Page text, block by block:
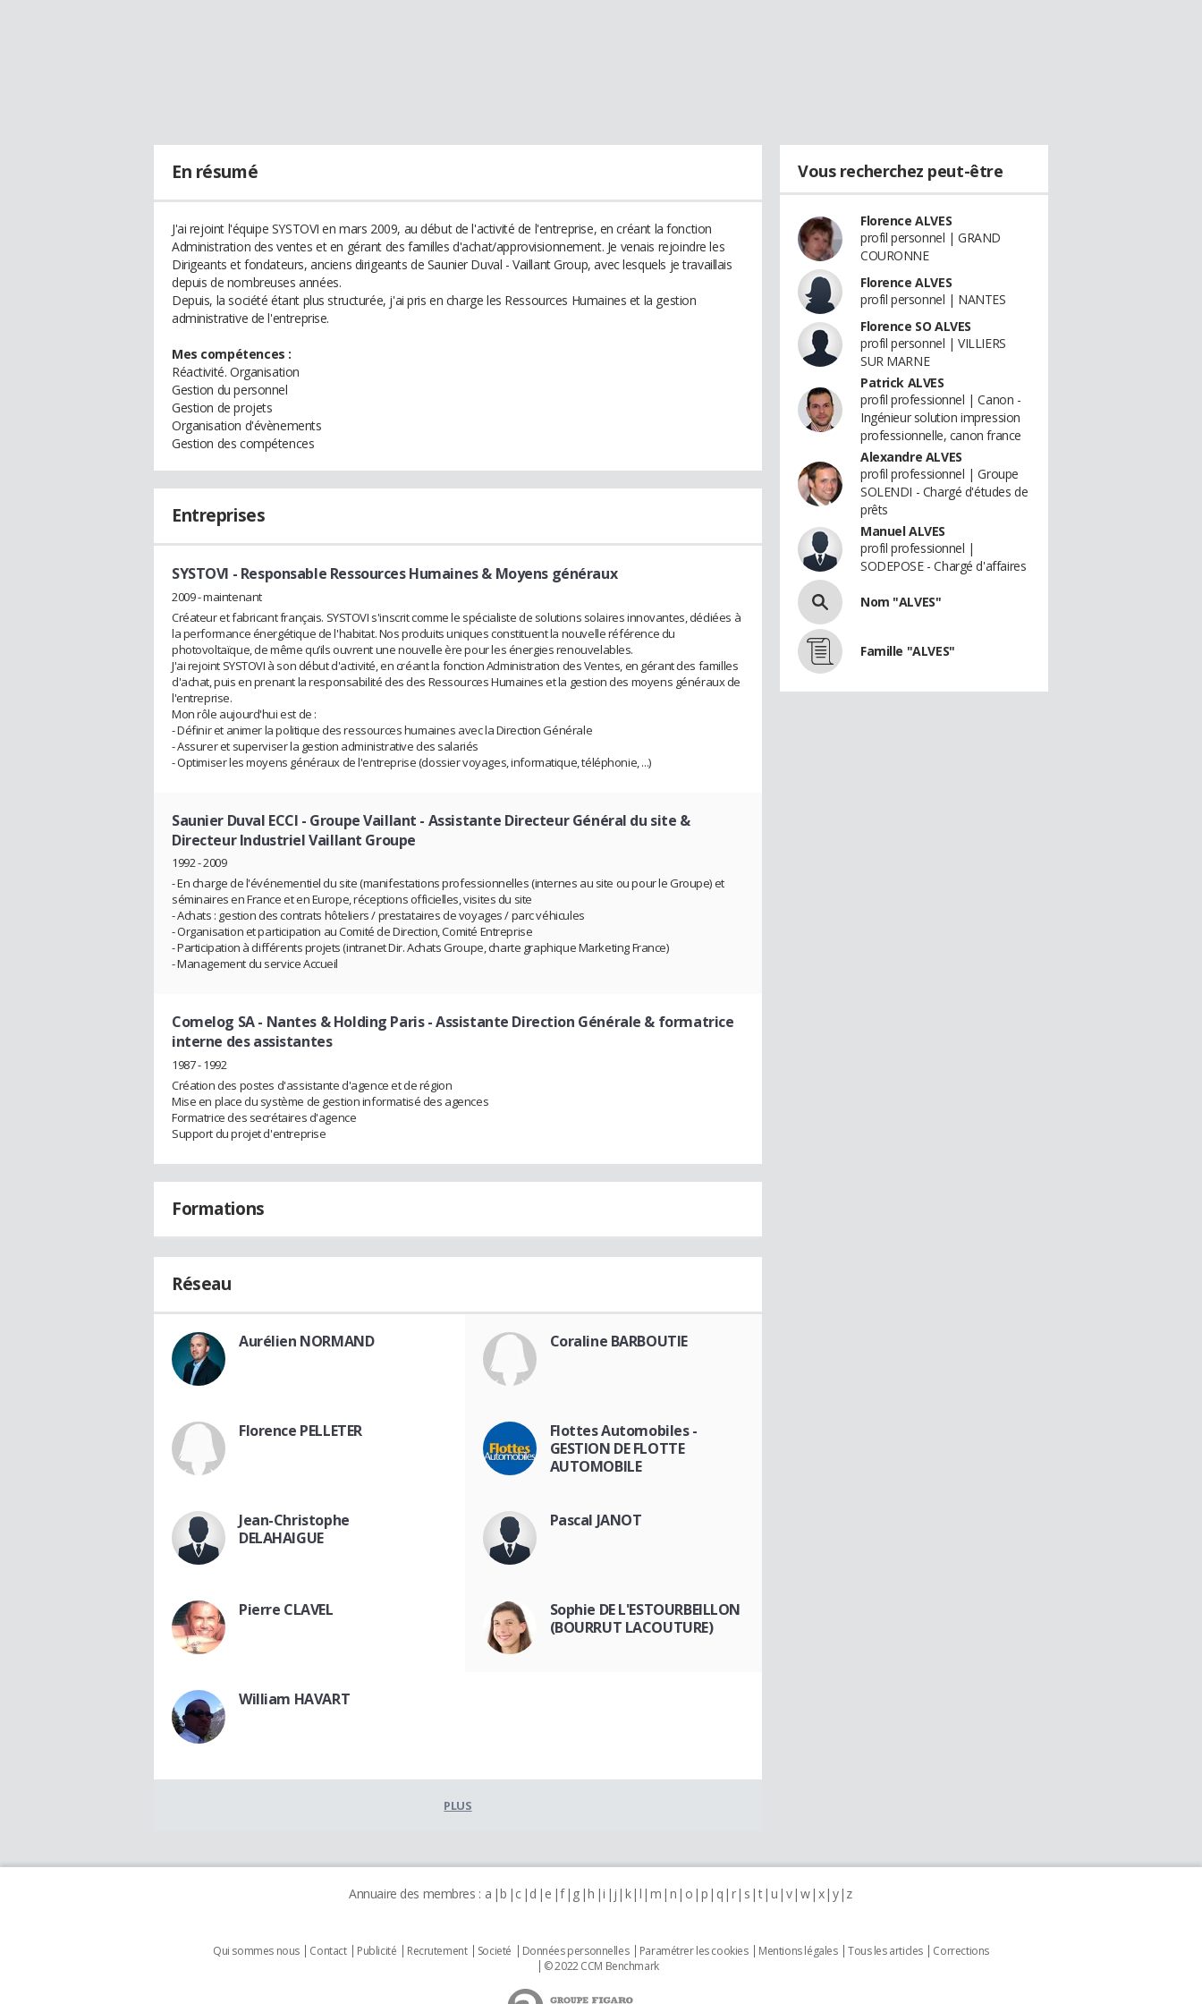
En résumé
J'ai rejoint l'équipe SYSTOVI en mars 2009, au début de l'activité de l'entreprise, en créant la fonction
Administration des ventes et en gérant des familles d'achat/approvisionnement. Je venais rejoindre les
Dirigeants et fondateurs, anciens dirigeants de Saunier Duval - Vaillant Group, avec lesquels je travaillais
depuis de nombreuses années.
Depuis, la société étant plus structurée, j'ai pris en charge les Ressources Humaines et la gestion
administrative de l'entreprise.
Mes compétences :
Réactivité. Organisation
Gestion du personnel
Gestion de projets
Organisation d'évènements
Gestion des compétences
Entreprises
SYSTOVI - Responsable Ressources Humaines & Moyens généraux
2009 - maintenant
Créateur et fabricant français. SYSTOVI s'inscrit comme le spécialiste de solutions solaires innovantes, dédiées à
la performance énergétique de l'habitat. Nos produits uniques constituent la nouvelle référence du
photovoltaïque, de même qu’ils ouvrent une nouvelle ère pour les énergies renouvelables.
J'ai rejoint SYSTOVI à son début d'activité, en créant la fonction Administration des Ventes, en gérant des familles
d'achat, puis en prenant la responsabilité des des Ressources Humaines et la gestion des moyens généraux de
l'entreprise.
Mon rôle aujourd'hui est de :
- Définir et animer la politique des ressources humaines avec la Direction Générale
- Assurer et superviser la gestion administrative des salariés
- Optimiser les moyens généraux de l'entreprise (dossier voyages, informatique, téléphonie, ...)
Saunier Duval ECCI - Groupe Vaillant - Assistante Directeur Général du site &
Directeur Industriel Vaillant Groupe
1992 - 2009
- En charge de l'événementiel du site (manifestations professionnelles (internes au site ou pour le Groupe) et
séminaires en France et en Europe, réceptions officielles, visites du site
- Achats : gestion des contrats hôteliers / prestataires de voyages / parc véhicules
- Organisation et participation au Comité de Direction, Comité Entreprise
- Participation à différents projets (intranet Dir. Achats Groupe, charte graphique Marketing France)
- Management du service Accueil
Comelog SA - Nantes & Holding Paris- Assistante Direction Générale & formatrice
interne des assistantes
1987 - 1992
Création des postes d'assistante d'agence et de région
Mise en place du système de gestion informatisé des agences
Formatrice des secrétaires d'agence
Support du projet d'entreprise
Formations
Réseau
Aurélien NORMAND Coraline BARBOUTIE
Florence PELLETER
Flottes Automobiles -
GESTION DE FLOTTE
AUTOMOBILE
Jean-Christophe
DELAHAIGUE
Pascal JANOT
Pierre CLAVEL
Sophie DE L'ESTOURBEILLON
(BOURRUT LACOUTURE)
William HAVART
PLUS
Vous recherchez peut-être
Florence ALVES
profil personnel | GRAND
COURONNE
Florence ALVES
profil personnel | NANTES
Florence SO ALVES
profil personnel | VILLIERS
SUR MARNE
Patrick ALVES
profil professionnel | Canon -
Ingénieur solution impression
professionnelle, canon france
Alexandre ALVES
profil professionnel | Groupe
SOLENDI - Chargé d'études de
prêts
Manuel ALVES
profil professionnel |
SODEPOSE - Chargé d'affaires
Nom "ALVES"
Famille "ALVES"
Annuaire des membres : a b c d e f g h i j k l m n o p q r s t u v w x y z
Qui sommes nous Contact Publicité Recrutement Societé Données personnelles Paramétrer les cookies Mentions légales Tous les articles
Corrections
© 2022 CCM Benchmark